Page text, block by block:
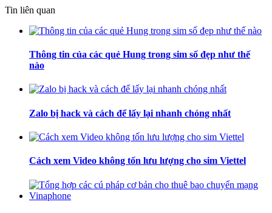
Tin liên quan
Thông tin của các quẻ Hung trong sim số đẹp như thế
nào
Zalo bị hack và cách để lấy lại nhanh chóng nhất
Cách xem Video không tốn lưu lượng cho sim Viettel